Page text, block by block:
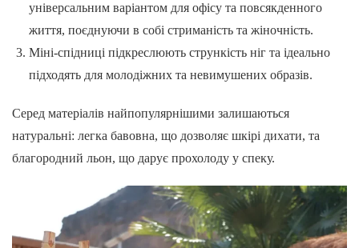
універсальним варіантом для офісу та повсякденного
життя, поєднуючи в собі стриманість та жіночність.
Міні-спідниці підкреслюють стрункість ніг та ідеально
підходять для молодіжних та невимушених образів.
Серед матеріалів найпопулярнішими залишаються
натуральні: легка бавовна, що дозволяє шкірі дихати, та
благородний льон, що дарує прохолоду у спеку.